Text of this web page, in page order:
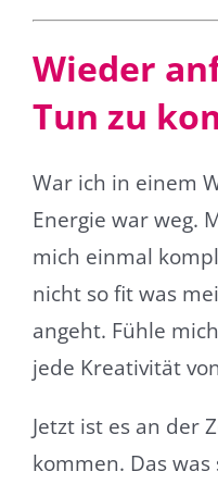
Wieder
Tun zu
War ich in einem
Energie war weg.
mich einmal
nicht so fit was
angeht. Fühle
jede Kreativität
Jetzt ist es an der
kommen. Das